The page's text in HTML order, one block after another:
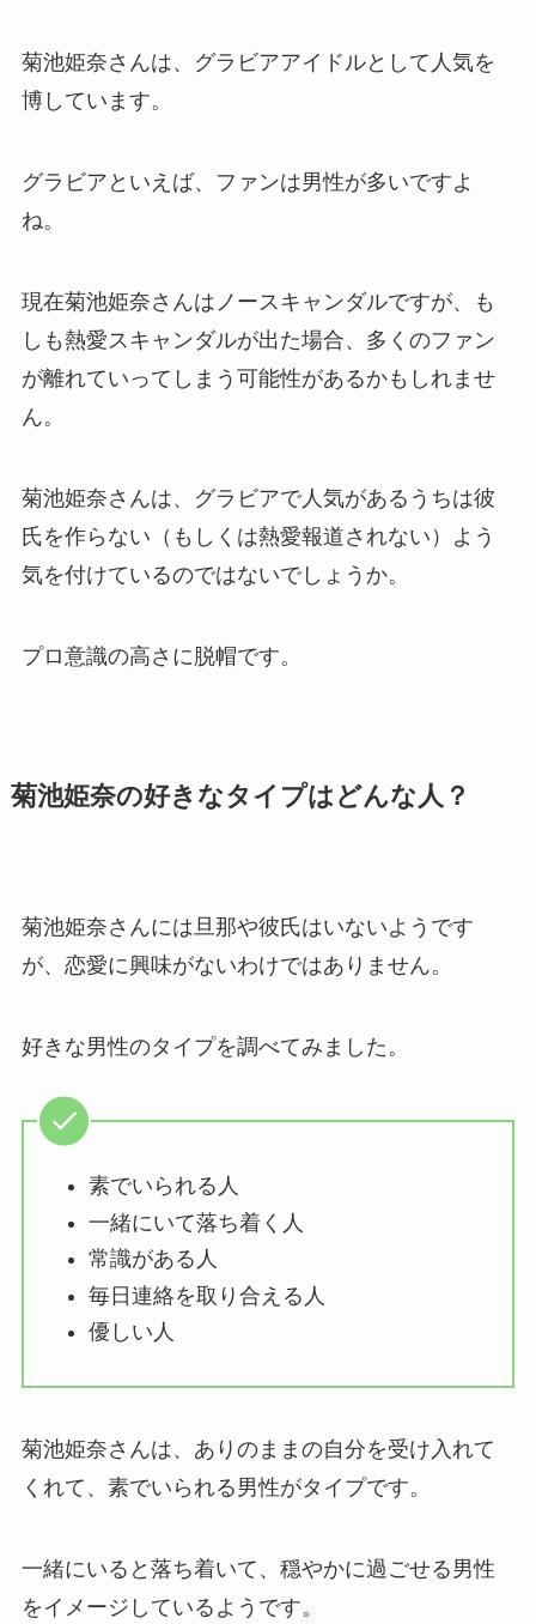
菊池姫奈さんは、グラビアアイドルとして人気を
博しています。
グラビアといえば、ファンは男性が多いですよ
ね。
現在菊池姫奈さんはノースキャンダルですが、も
しも熱愛スキャンダルが出た場合、多くのファン
が離れていってしまう可能性があるかもしれませ
ん。
菊池姫奈さんは、グラビアで人気があるうちは彼
氏を作らない（もしくは熱愛報道されない）よう
気を付けているのではないでしょうか。
プロ意識の高さに脱帽です。
菊池姫奈の好きなタイプはどんな人？
菊池姫奈さんには旦那や彼氏はいないようです
が、恋愛に興味がないわけではありません。
好きな男性のタイプを調べてみました。
素でいられる人
一緒にいて落ち着く人
常識がある人
毎日連絡を取り合える人
優しい人
菊池姫奈さんは、ありのままの自分を受け入れて
くれて、素でいられる男性がタイプです。
一緒にいると落ち着いて、穏やかに過ごせる男性
をイメージしているようです。